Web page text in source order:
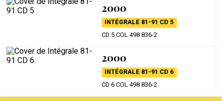
2000
INTÉGRALE 81-91 CD 5
CD 5 COL 498 836-2
2000
INTÉGRALE 81-91 CD 6
CD 6 COL 498 836-2